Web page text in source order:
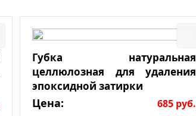
Губка натуральная
целлюлозная для удаления
эпоксидной затирки
Цена: 685 руб.